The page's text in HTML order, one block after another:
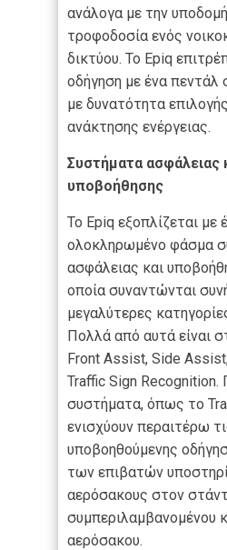
ανάλογα με την
τροφοδοσία ενός
δικτύου. Το Epiq
οδήγηση με ένα πεντάλ
με δυνατότητα
ανάκτησης ενέργειας.
Συστήματα ασφάλειας
υποβοήθησης
Το Epiq εξοπλίζεται με
ολοκληρωμένο φάσμα
ασφάλειας και
οποία συναντώνται
μεγαλύτερες
Πολλά από αυτά είναι
Front Assist, Side
Traffic Sign Recognition.
συστήματα, όπως το
ενισχύουν περαιτέρω
υποβοηθούμενης
των επιβατών
αερόσακους στον
συμπεριλαμβανομένου
αερόσακου.